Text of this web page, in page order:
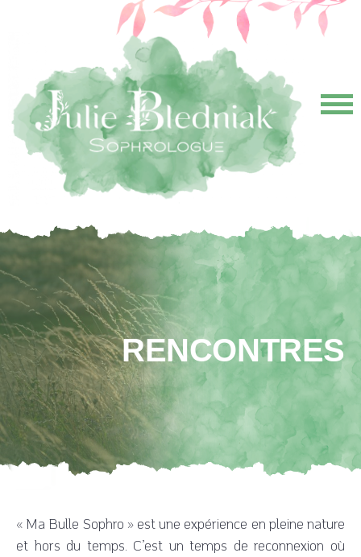
Qui je suis
La Sophrologie
Rencontres
Tarifs
Contact
Julie Bledniak Sophrologue
L'épanouissement au quotidien
RENCONTRES
« Ma Bulle Sophro » est une expérience en pleine nature
et hors du temps. C’est un temps de reconnexion où